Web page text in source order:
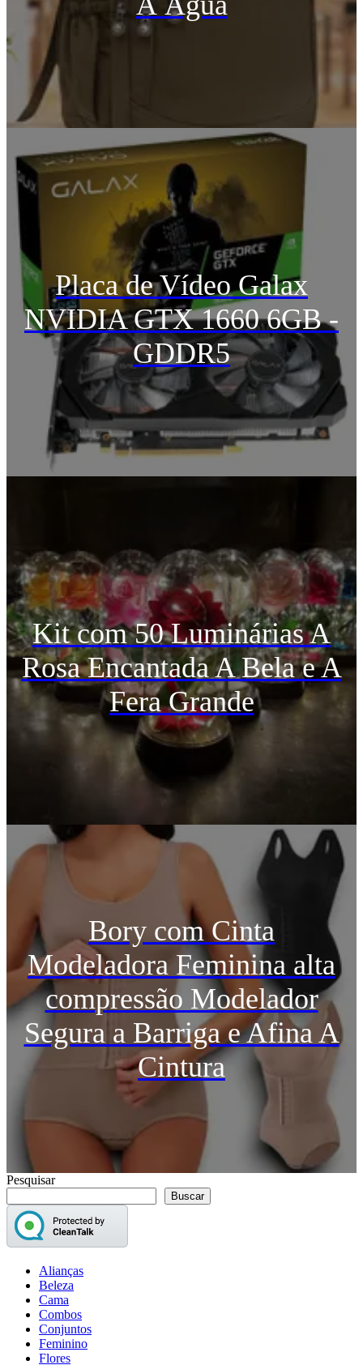
Placa de Vídeo Galax
NVIDIA GTX 1660 6GB -
GDDR5
Kit com 50 Luminárias A
Rosa Encantada A Bela e A
Fera Grande
Bory com Cinta
Modeladora Feminina alta
compressão Modelador
Segura a Barriga e Afina A
Cintura
Pesquisar
Buscar
Alianças
Beleza
Cama
Combos
Conjuntos
Feminino
Flores